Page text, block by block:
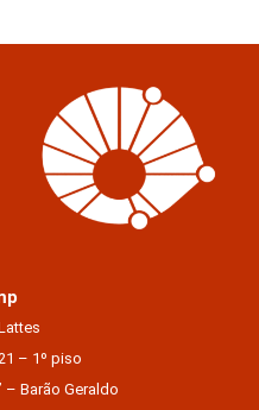
– 1º piso
– Barão Geraldo